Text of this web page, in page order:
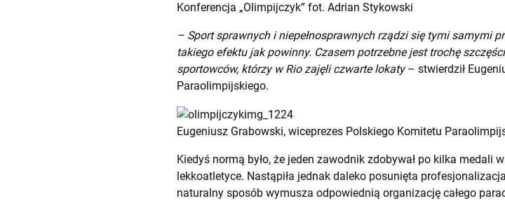
Konferencja „Olimpijczyk” fot. Adrian Stykowski
– Sport sprawnych i niepełnosprawnych rządzi się tymi samymi
takiego efektu jak powinny. Czasem potrzebne jest trochę
sportowców, którzy w Rio zajęli czwarte lokaty– stwierdził
Paraolimpijskiego.
Eugeniusz Grabowski, wiceprezes Polskiego Komitetu
Kiedyś normą było, że jeden zawodnik zdobywał po kilka medali
lekkoatletyce. Nastąpiła jednak daleko posunięta
naturalny sposób wymusza odpowiednią organizację całego